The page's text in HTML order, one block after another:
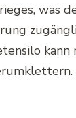
was
kann